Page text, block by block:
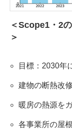
＜Scope1・2
＞
目標：2030年
建物の断熱改
暖房の熱源を
各事業所の屋